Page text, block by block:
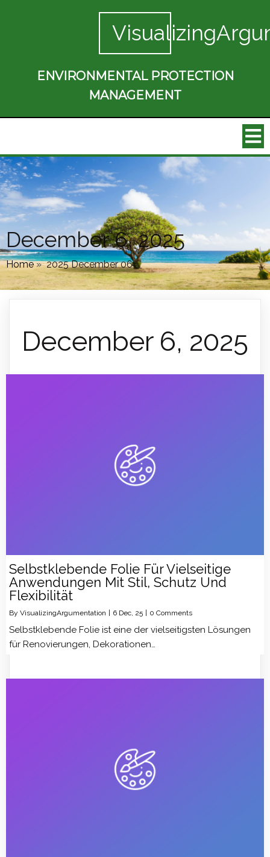
ENVIRONMENTAL PROTECTION
MANAGEMENT
December 6, 2025
Home»2025 December 06
December 6, 2025
Selbstklebende Folie Für Vielseitige
Anwendungen Mit Stil, Schutz Und
Flexibilität
By VisualizingArgumentation | 6 Dec, 25 | 0 Comments
Selbstklebende Folie ist eine der vielseitigsten Lösungen
für Renovierungen, Dekorationen…